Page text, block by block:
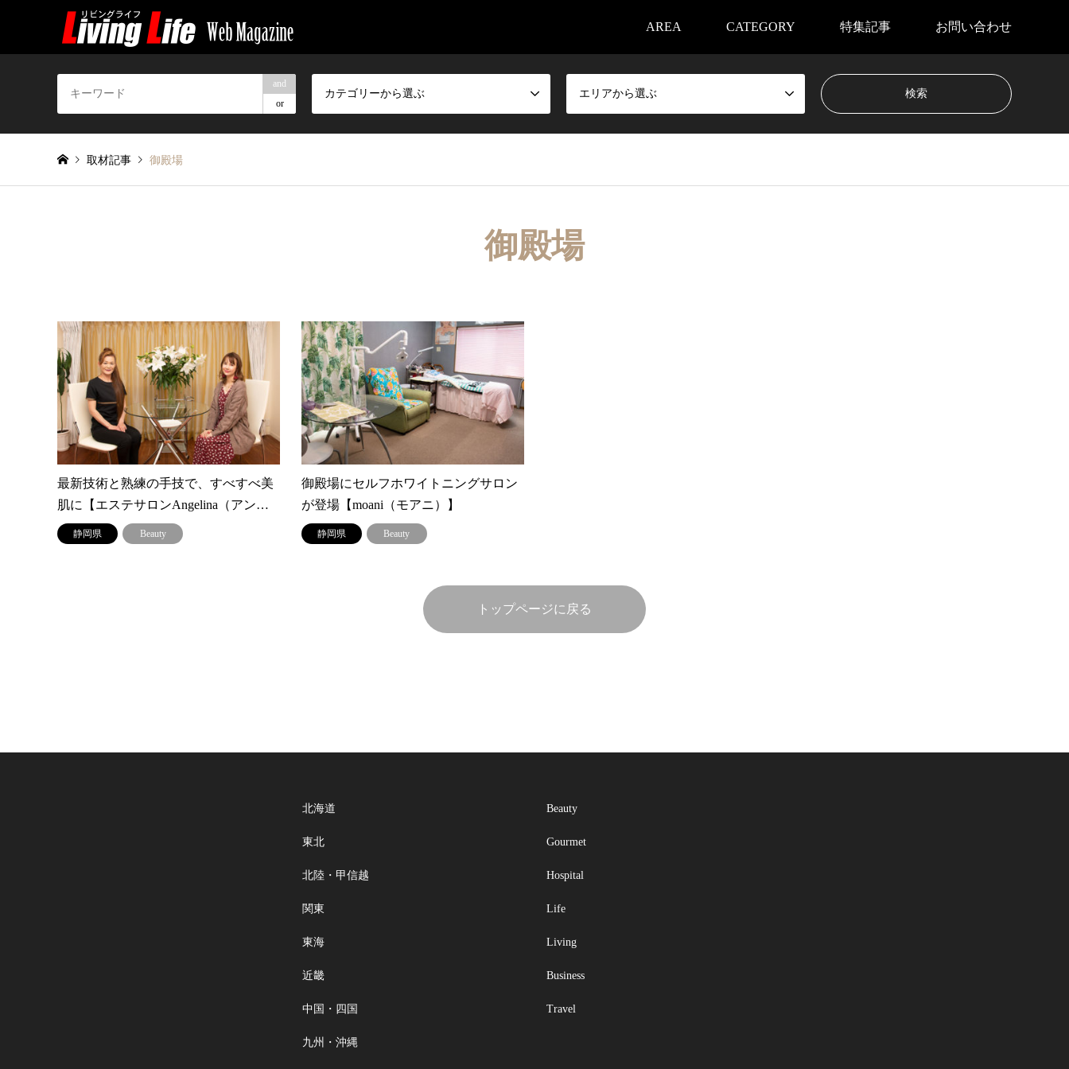
AREA CATEGORY 特集記事 お問い合わせ
and
or
カテゴリーから選ぶ エリアから選ぶ
取材記事 御殿場
御殿場
最新技術と熟練の手技で、すべすべ美
肌に【エステサロンAngelina（アン…
静岡県 Beauty
御殿場にセルフホワイトニングサロン
が登場【moani（モアニ）】
静岡県 Beauty
トップページに戻る
北海道
東北
北陸・甲信越
関東
東海
近畿
中国・四国
九州・沖縄
Beauty
Gourmet
Hospital
Life
Living
Business
Travel